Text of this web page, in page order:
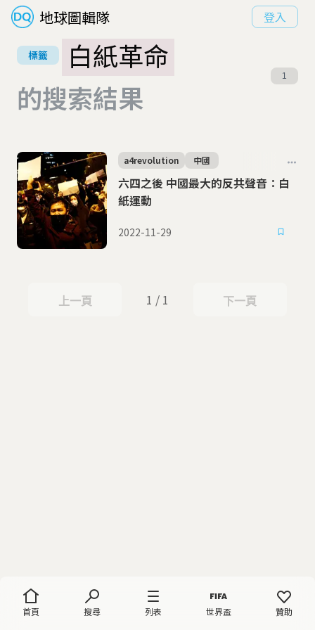
地球圖輯隊 登入
首頁 搜尋 列表 世界盃 贊助
標籤
白紙革命
的搜索結果
1
六四之後 中國最大的反共聲音：白
紙運動
a4revolution 中國
2022-11-29
上一頁
上一頁 1 / 1 下一頁
下一頁